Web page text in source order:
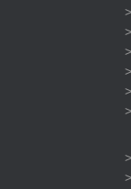
>
>
>
>
>
>
>
>